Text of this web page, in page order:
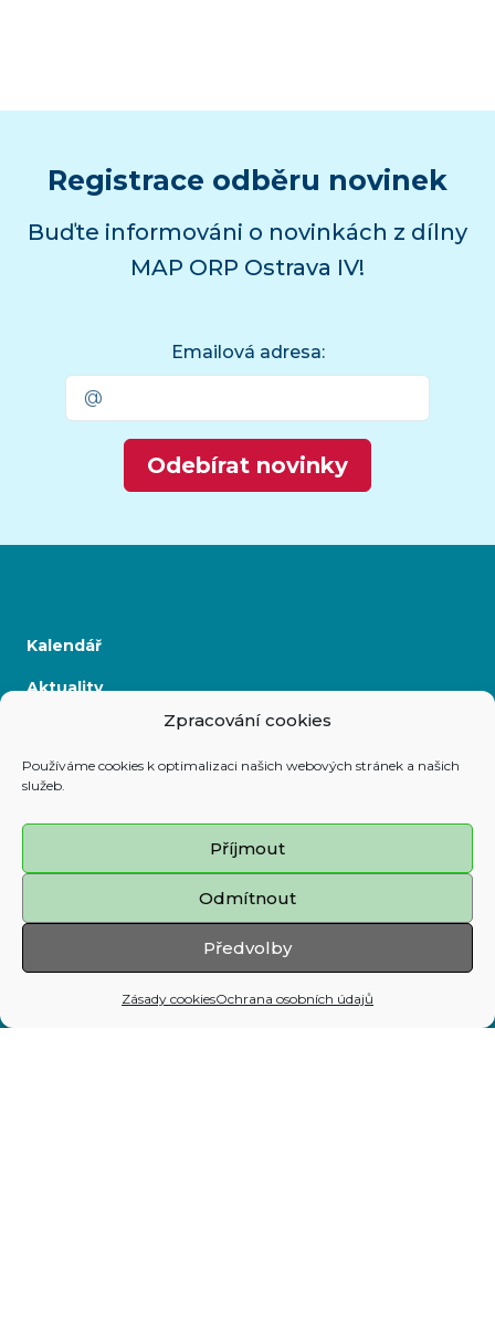
Zpracování cookies
Používáme cookies k optimalizaci našich webových stránek a našich
služeb.
Příjmout
Odmítnout
Předvolby
Zásady cookiesOchrana osobních údajů
Registrace odběru novinek
Buďte informováni o novinkách z dílny
MAP ORP Ostrava IV!
Emailová adresa:
Odebírat novinky
Kalendář
Aktuality
Prohlášení o přístupnosti